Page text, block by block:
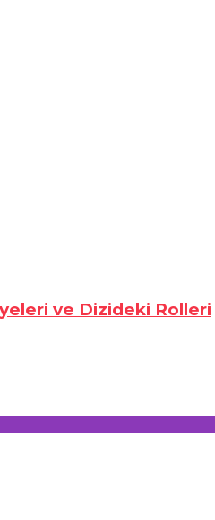
ve Dizideki Rolleri